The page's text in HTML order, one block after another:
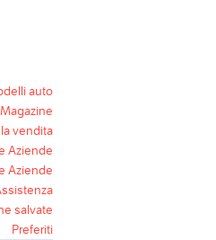
auto
Magazine
vendita
Aziende
Aziende
salvate
Preferiti